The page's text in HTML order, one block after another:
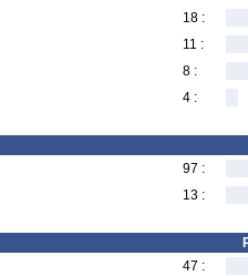
18 :
11 :
8 :
4 :
97 :
13 :
47 :